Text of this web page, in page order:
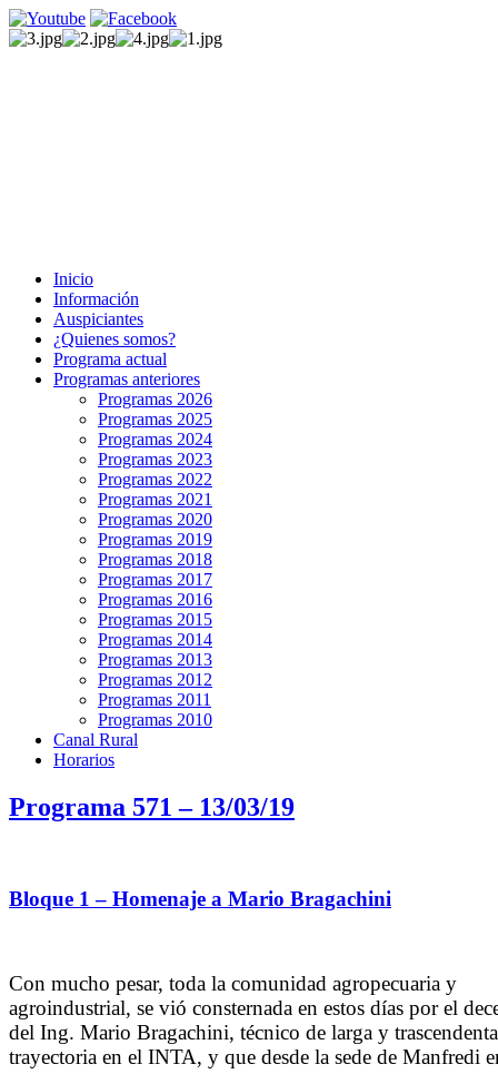
Inicio
Información
Auspiciantes
¿Quienes somos?
Programa actual
Programas anteriores
Programas 2026
Programas 2025
Programas 2024
Programas 2023
Programas 2022
Programas 2021
Programas 2020
Programas 2019
Programas 2018
Programas 2017
Programas 2016
Programas 2015
Programas 2014
Programas 2013
Programas 2012
Programas 2011
Programas 2010
Canal Rural
Horarios
Programa 571 – 13/03/19
Bloque 1 – Homenaje a Mario Bragachini
Con mucho pesar, toda la comunidad agropecuaria y
agroindustrial, se vió consternada en estos días por el
del Ing. Mario Bragachini, técnico de larga y
trayectoria en el INTA, y que desde la sede de Manfredi